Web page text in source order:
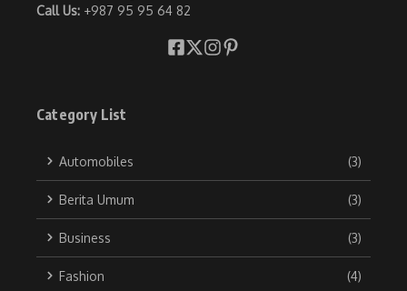
Call Us: +987 95 95 64 82
Category List
Automobiles (3)
Berita Umum (3)
Business (3)
Fashion (4)